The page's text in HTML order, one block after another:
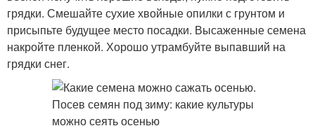
грядки. Смешайте сухие хвойные опилки с грунтом и
присыпьте будущее место посадки. Высаженные семена
накройте пленкой. Хорошо утрамбуйте выпавший на
грядки снег.